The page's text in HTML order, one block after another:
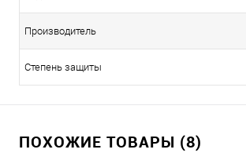
Производитель
Степень защиты
ПОХОЖИЕ ТОВАРЫ (8)